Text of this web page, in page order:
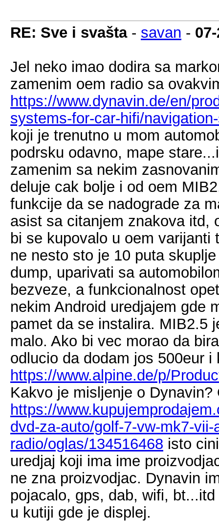
RE: Sve i svašta- savan -
Jel neko imao dodira sa
zamenim oem radio sa
https://www.dynavin.de/en/
systems-for-car-hifi/
koji je trenutno u mom
podrsku odavno, mape
zamenim sa nekim
deluje cak bolje i od oem
funkcije da se nadograde za
asist sa citanjem znakova itd,
bi se kupovalo u oem
ne nesto sto je 10 puta
dump, uparivati sa
bezveze, a funkcionalnost
nekim Android uredjajem gde
pamet da se instalira. MIB2.5
malo. Ako bi vec morao da
odlucio da dodam jos 500eur i
https://www.alpine.de/p/
Kakvo je misljenje o Dynavin?
https://
dvd-za-auto/golf-7-vw-mk7-
radio/oglas/134516468 isto
uredjaj koji ima ime
ne zna proizvodjac. Dynavin
pojacalo, gps, dab, wifi,
u kutiji gde je displej.